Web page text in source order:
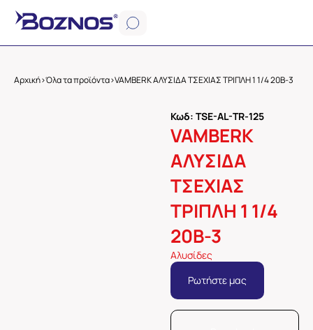
Αρχική>Όλα τα προϊόντα>VAMBERK ΑΛΥΣΙΔΑ ΤΣΕΧΙΑΣ ΤΡΙΠΛΗ 1 1/4 20Β-3
Κωδ: TSE-AL-TR-125
VAMBERK
ΑΛΥΣΙΔΑ
ΤΣΕΧΙΑΣ
ΤΡΙΠΛΗ 1 1/4
20Β-3
Αλυσίδες
Ρωτήστε μας